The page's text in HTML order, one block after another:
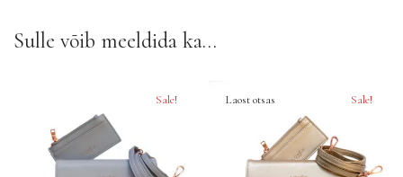
Sulle võib meeldida ka…
Sale! Sale!